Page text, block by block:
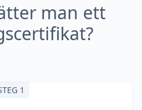
man ett
1